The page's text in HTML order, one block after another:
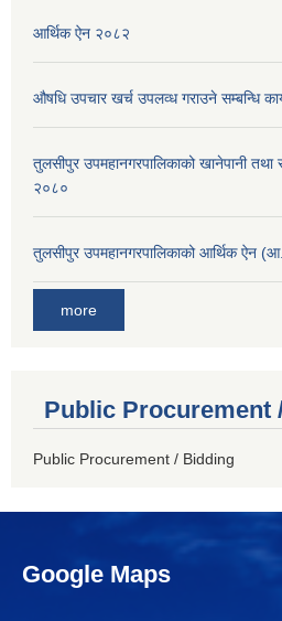
आर्थिक ऐन २०८२
औषधि उपचार खर्च उपलव्ध गराउने सम्बन्धि
तुलसीपुर उपमहानगरपालिकाको खानेपानी तथा
२०८०
तुलसीपुर उपमहानगरपालिकाको आर्थिक ऐन
more
Public Procurement
Public Procurement / Bidding
Google Maps